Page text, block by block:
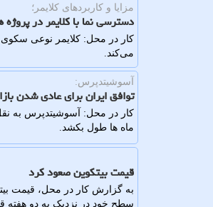
مزایا و کاربردهای کلایمر؛
دسترسی نما با کلایمر در
کار در محل: کلایمر نوعی
می‌کند.
آسوشیتدپرس:
توافق ایران برای عادی شدن
کار در محل: آسوشیتدپرس به
ماه ها طول بکشد.
قیمت بیتکوین صعود کرد
به گزارش کار در محل، قیمت
سطح خود در نزدیک به دو هفته